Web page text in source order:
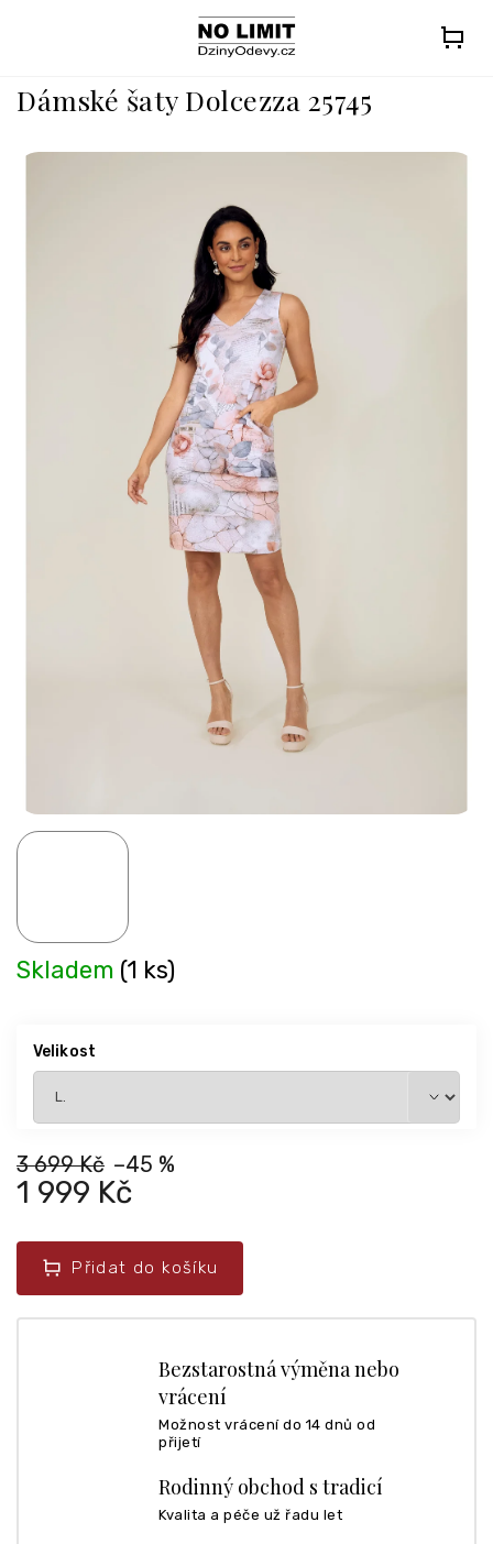
Dámské šaty Dolcezza 25745
3 699 Kč –45 %
1 999 Kč
Skladem (1 ks)
Velikost
Přidat do košíku
Bezstarostná výměna nebo
vrácení
Možnost vrácení do 14 dnů od
přijetí
Rodinný obchod s tradicí
Kvalita a péče už řadu let